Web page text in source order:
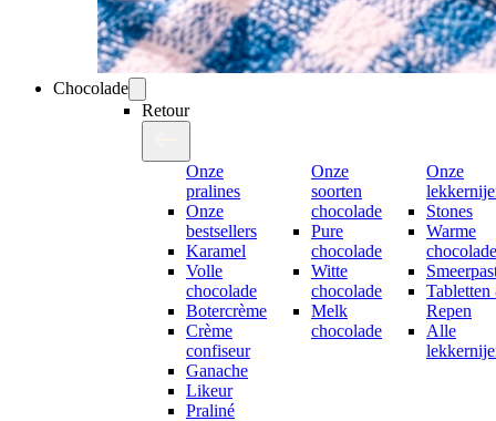
Chocolade
Retour
Onze
pralines
Onze
bestsellers
Karamel
Volle
chocolade
Botercrème
Crème
confiseur
Ganache
Likeur
Praliné
Onze
soorten
chocolade
Pure
chocolade
Witte
chocolade
Melk
chocolade
Onze
Stones
Warme
Repen
Alle